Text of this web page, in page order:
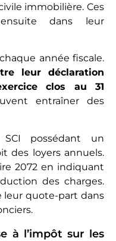
immobilière. Ces
ensuite dans leur
année fiscale.
leur déclaration
clos au 31
entraîner des
possédant un
des loyers annuels.
2072 en indiquant
des charges.
leur quote-part dans
à l’impôt sur les